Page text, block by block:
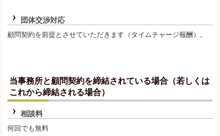
団体交渉対応
顧問契約を前提とさせていただきます（タイムチャージ報酬）。
当事務所と顧問契約を締結されている場合（若しくは
これから締結される場合）
相談料
何回でも無料